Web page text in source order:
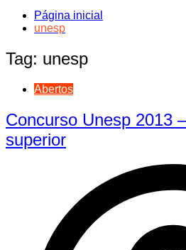
Página inicial
unesp
Tag: unesp
Abertos
Concurso Unesp 2013
superior